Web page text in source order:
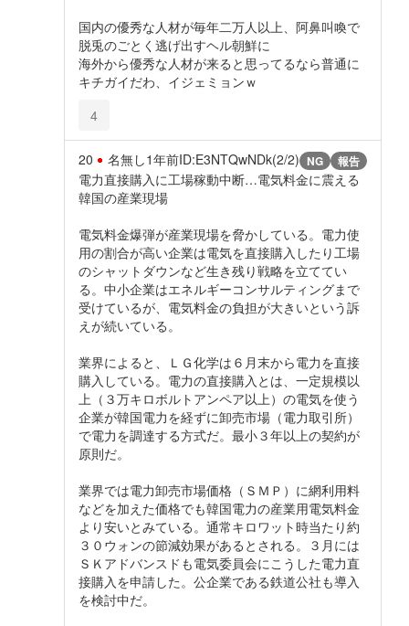
国内の優秀な人材が毎年二万人以上、阿鼻叫喚で
脱兎のごとく逃げ出すヘル朝鮮に
海外から優秀な人材が来ると思ってるなら普通に
キチガイだわ、イジェミョンｗ
4
20 名無し1年前ID:E3NTQwNDk(2/2) NG 報告
電力直接購入に工場稼動中断…電気料金に震える
韓国の産業現場
電気料金爆弾が産業現場を脅かしている。電力使
用の割合が高い企業は電気を直接購入したり工場
のシャットダウンなど生き残り戦略を立ててい
る。中小企業はエネルギーコンサルティングまで
受けているが、電気料金の負担が大きいという訴
えが続いている。
業界によると、ＬＧ化学は６月末から電力を直接
購入している。電力の直接購入とは、一定規模以
上（３万キロボルトアンペア以上）の電気を使う
企業が韓国電力を経ずに卸売市場（電力取引所）
で電力を調達する方式だ。最小３年以上の契約が
原則だ。
業界では電力卸売市場価格（ＳＭＰ）に網利用料
などを加えた価格でも韓国電力の産業用電気料金
より安いとみている。通常キロワット時当たり約
３０ウォンの節減効果があるとされる。３月には
ＳＫアドバンスドも電気委員会にこうした電力直
接購入を申請した。公企業である鉄道公社も導入
を検討中だ。